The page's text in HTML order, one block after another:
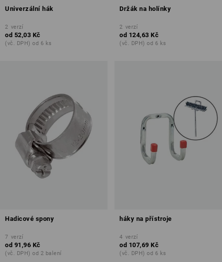
Univerzální hák
2 verzí
od 52,03 Kč
(vč. DPH) od 6 ks
Držák na holínky
2 verzí
od 124,63 Kč
(vč. DPH) od 6 ks
Hadicové spony
7 verzí
od 91,96 Kč
(vč. DPH) od 2 balení
háky na přístroje
4 verzí
od 107,69 Kč
(vč. DPH) od 6 ks